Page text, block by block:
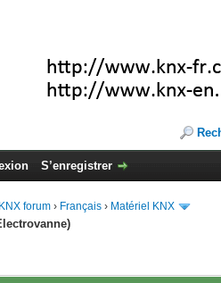
S’enregistrer
forum › Français › Matériel KNX